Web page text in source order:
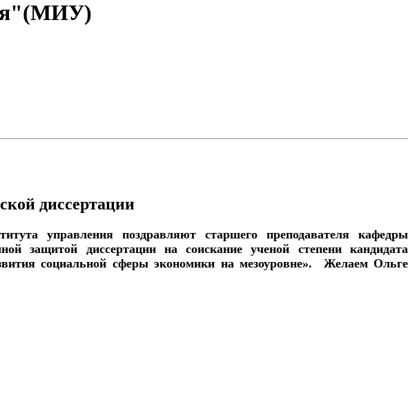
диссертации
управления поздравляют старшего преподавателя кафедры
защитой диссертации на соискание ученой степени кандидата
социальной сферы экономики на мезоуровне». Желаем Ольге